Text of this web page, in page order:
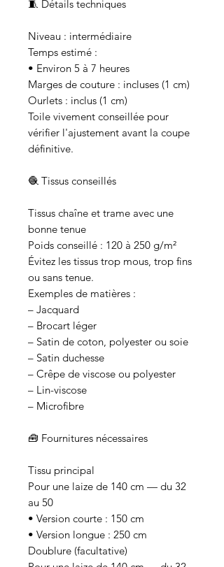
🧵 Détails techniques
Niveau : intermédiaire
Temps estimé :
• Environ 5 à 7 heures
Marges de couture : incluses (1 cm)
Ourlets : inclus (1 cm)
Toile vivement conseillée pour
vérifier l'ajustement avant la coupe
définitive.
🧶 Tissus conseillés
Tissus chaîne et trame avec une
bonne tenue
Poids conseillé : 120 à 250 g/m²
Évitez les tissus trop mous, trop fins
ou sans tenue.
Exemples de matières :
– Jacquard
– Brocart léger
– Satin de coton, polyester ou soie
– Satin duchesse
– Crêpe de viscose ou polyester
– Lin-viscose
– Microfibre
🧰 Fournitures nécessaires
Tissu principal
Pour une laize de 140 cm — du 32
au 50
• Version courte : 150 cm
• Version longue : 250 cm
Doublure (facultative)